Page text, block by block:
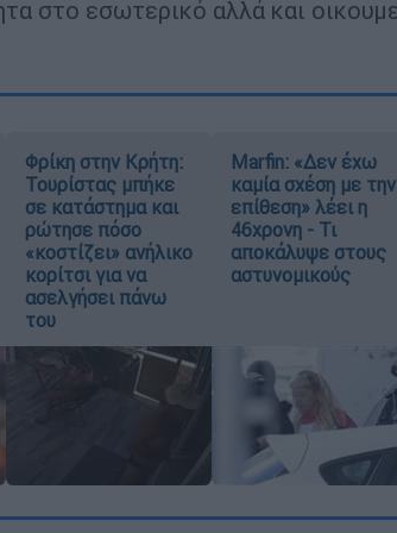
στο εσωτερικό αλλά και
Φρίκη στην Κρήτη:
Τουρίστας μπήκε
σε κατάστημα και
ρώτησε πόσο
«κοστίζει» ανήλικο
κορίτσι για να
ασελγήσει πάνω
του
Marfin: «Δεν έχω
καμία σχέση με την
επίθεση» λέει η
46χρονη - Τι
αποκάλυψε στους
αστυνομικούς